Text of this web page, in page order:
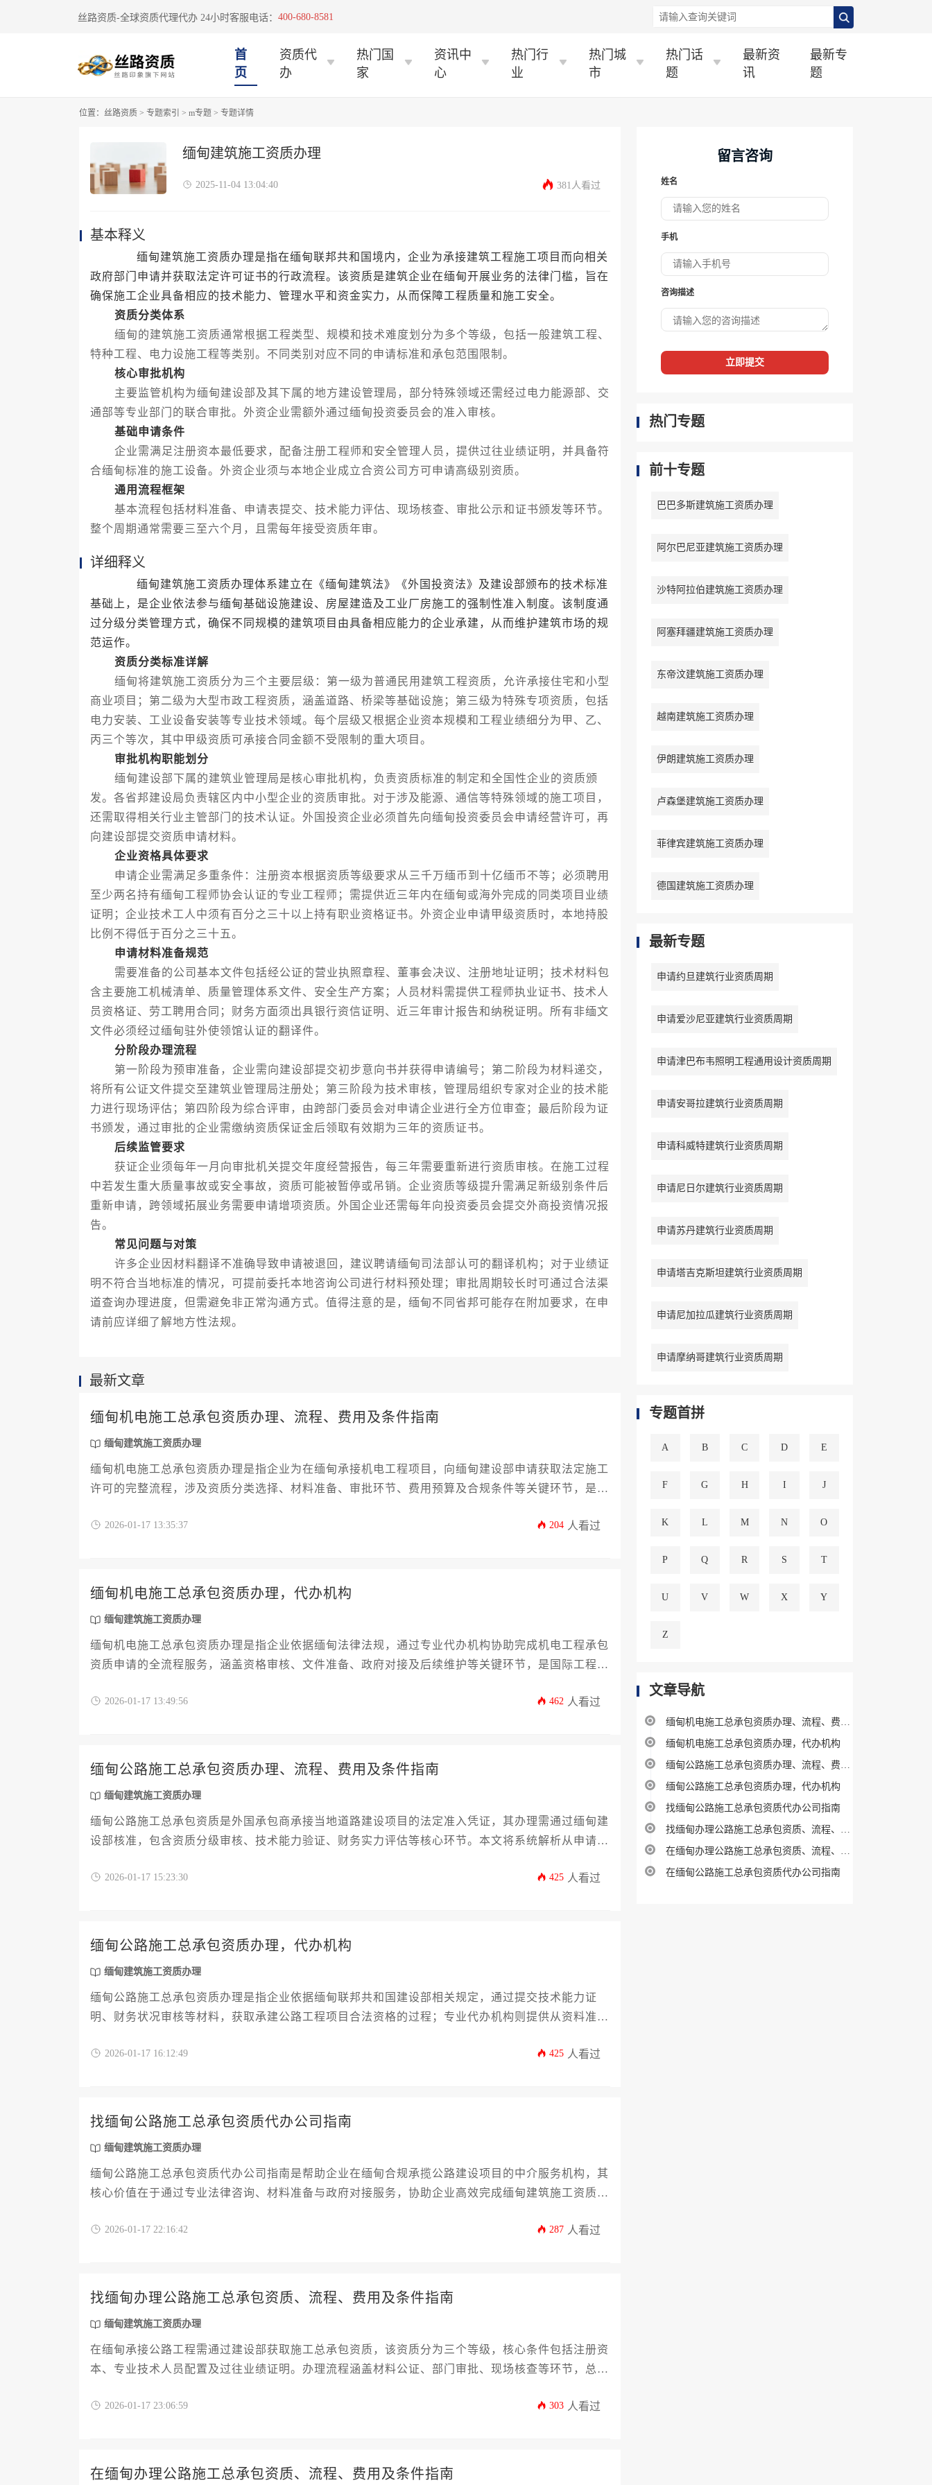
丝路资质-全球资质代理代办 24小时客服电话： 400-680-8581
首
页
资质代
办
热门国
家
资讯中
心
热门行
业
热门城
市
热门话
题
最新资
讯
最新专
题
位置： 丝路资质 > 专题索引 > m专题 > 专题详情
缅甸建筑施工资质办理
2025-11-04 13:04:40 381人看过
基本释义
缅甸建筑施工资质办理是指在缅甸联邦共和国境内，企业为承接建筑工程施工项目而向相关
政府部门申请并获取法定许可证书的行政流程。该资质是建筑企业在缅甸开展业务的法律门槛，旨在
确保施工企业具备相应的技术能力、管理水平和资金实力，从而保障工程质量和施工安全。
资质分类体系
缅甸的建筑施工资质通常根据工程类型、规模和技术难度划分为多个等级，包括一般建筑工程、
特种工程、电力设施工程等类别。不同类别对应不同的申请标准和承包范围限制。
核心审批机构
主要监管机构为缅甸建设部及其下属的地方建设管理局，部分特殊领域还需经过电力能源部、交
通部等专业部门的联合审批。外资企业需额外通过缅甸投资委员会的准入审核。
基础申请条件
企业需满足注册资本最低要求，配备注册工程师和安全管理人员，提供过往业绩证明，并具备符
合缅甸标准的施工设备。外资企业须与本地企业成立合资公司方可申请高级别资质。
通用流程框架
基本流程包括材料准备、申请表提交、技术能力评估、现场核查、审批公示和证书颁发等环节。
整个周期通常需要三至六个月，且需每年接受资质年审。
详细释义
缅甸建筑施工资质办理体系建立在《缅甸建筑法》《外国投资法》及建设部颁布的技术标准
基础上，是企业依法参与缅甸基础设施建设、房屋建造及工业厂房施工的强制性准入制度。该制度通
过分级分类管理方式，确保不同规模的建筑项目由具备相应能力的企业承建，从而维护建筑市场的规
范运作。
资质分类标准详解
缅甸将建筑施工资质分为三个主要层级：第一级为普通民用建筑工程资质，允许承接住宅和小型
商业项目；第二级为大型市政工程资质，涵盖道路、桥梁等基础设施；第三级为特殊专项资质，包括
电力安装、工业设备安装等专业技术领域。每个层级又根据企业资本规模和工程业绩细分为甲、乙、
丙三个等次，其中甲级资质可承接合同金额不受限制的重大项目。
审批机构职能划分
缅甸建设部下属的建筑业管理局是核心审批机构，负责资质标准的制定和全国性企业的资质颁
发。各省邦建设局负责辖区内中小型企业的资质审批。对于涉及能源、通信等特殊领域的施工项目，
还需取得相关行业主管部门的技术认证。外国投资企业必须首先向缅甸投资委员会申请经营许可，再
向建设部提交资质申请材料。
企业资格具体要求
申请企业需满足多重条件：注册资本根据资质等级要求从三千万缅币到十亿缅币不等；必须聘用
至少两名持有缅甸工程师协会认证的专业工程师；需提供近三年内在缅甸或海外完成的同类项目业绩
证明；企业技术工人中须有百分之三十以上持有职业资格证书。外资企业申请甲级资质时，本地持股
比例不得低于百分之三十五。
申请材料准备规范
需要准备的公司基本文件包括经公证的营业执照章程、董事会决议、注册地址证明；技术材料包
含主要施工机械清单、质量管理体系文件、安全生产方案；人员材料需提供工程师执业证书、技术人
员资格证、劳工聘用合同；财务方面须出具银行资信证明、近三年审计报告和纳税证明。所有非缅文
文件必须经过缅甸驻外使领馆认证的翻译件。
分阶段办理流程
第一阶段为预审准备，企业需向建设部提交初步意向书并获得申请编号；第二阶段为材料递交，
将所有公证文件提交至建筑业管理局注册处；第三阶段为技术审核，管理局组织专家对企业的技术能
力进行现场评估；第四阶段为综合评审，由跨部门委员会对申请企业进行全方位审查；最后阶段为证
书颁发，通过审批的企业需缴纳资质保证金后领取有效期为三年的资质证书。
后续监管要求
获证企业须每年一月向审批机关提交年度经营报告，每三年需要重新进行资质审核。在施工过程
中若发生重大质量事故或安全事故，资质可能被暂停或吊销。企业资质等级提升需满足新级别条件后
重新申请，跨领域拓展业务需要申请增项资质。外国企业还需每年向投资委员会提交外商投资情况报
告。
常见问题与对策
许多企业因材料翻译不准确导致申请被退回，建议聘请缅甸司法部认可的翻译机构；对于业绩证
明不符合当地标准的情况，可提前委托本地咨询公司进行材料预处理；审批周期较长时可通过合法渠
道查询办理进度，但需避免非正常沟通方式。值得注意的是，缅甸不同省邦可能存在附加要求，在申
请前应详细了解地方性法规。
最新文章
缅甸机电施工总承包资质办理、流程、费用及条件指南
缅甸建筑施工资质办理
缅甸机电施工总承包资质办理是指企业为在缅甸承接机电工程项目，向缅甸建设部申请获取法定施工
许可的完整流程，涉及资质分类选择、材料准备、审批环节、费用预算及合规条件等关键环节，是企
2026-01-17 13:35:37 204 人看过
缅甸机电施工总承包资质办理，代办机构
缅甸建筑施工资质办理
缅甸机电施工总承包资质办理是指企业依据缅甸法律法规，通过专业代办机构协助完成机电工程承包
资质申请的全流程服务，涵盖资格审核、文件准备、政府对接及后续维护等关键环节，是国际工程企
2026-01-17 13:49:56 462 人看过
缅甸公路施工总承包资质办理、流程、费用及条件指南
缅甸建筑施工资质办理
缅甸公路施工总承包资质是外国承包商承接当地道路建设项目的法定准入凭证，其办理需通过缅甸建
设部核准，包含资质分级审核、技术能力验证、财务实力评估等核心环节。本文将系统解析从申请条
2026-01-17 15:23:30 425 人看过
缅甸公路施工总承包资质办理，代办机构
缅甸建筑施工资质办理
缅甸公路施工总承包资质办理是指企业依据缅甸联邦共和国建设部相关规定，通过提交技术能力证
明、财务状况审核等材料，获取承建公路工程项目合法资格的过程；专业代办机构则提供从资料准
2026-01-17 16:12:49 425 人看过
找缅甸公路施工总承包资质代办公司指南
缅甸建筑施工资质办理
缅甸公路施工总承包资质代办公司指南是帮助企业在缅甸合规承揽公路建设项目的中介服务机构，其
核心价值在于通过专业法律咨询、材料准备与政府对接服务，协助企业高效完成缅甸建筑施工资质办
2026-01-17 22:16:42 287 人看过
找缅甸办理公路施工总承包资质、流程、费用及条件指南
缅甸建筑施工资质办理
在缅甸承接公路工程需通过建设部获取施工总承包资质，该资质分为三个等级，核心条件包括注册资
本、专业技术人员配置及过往业绩证明。办理流程涵盖材料公证、部门审批、现场核查等环节，总费
过当地法律顾问规避风险。
2026-01-17 23:06:59 303 人看过
在缅甸办理公路施工总承包资质、流程、费用及条件指南
留言咨询
姓名
手机
咨询描述
立即提交
热门专题
前十专题
巴巴多斯建筑施工资质办理
阿尔巴尼亚建筑施工资质办理
沙特阿拉伯建筑施工资质办理
阿塞拜疆建筑施工资质办理
东帝汶建筑施工资质办理
越南建筑施工资质办理
伊朗建筑施工资质办理
卢森堡建筑施工资质办理
菲律宾建筑施工资质办理
德国建筑施工资质办理
最新专题
申请约旦建筑行业资质周期
申请爱沙尼亚建筑行业资质周期
申请津巴布韦照明工程通用设计资质周期
申请安哥拉建筑行业资质周期
申请科威特建筑行业资质周期
申请尼日尔建筑行业资质周期
申请苏丹建筑行业资质周期
申请塔吉克斯坦建筑行业资质周期
申请尼加拉瓜建筑行业资质周期
申请摩纳哥建筑行业资质周期
专题首拼
A B C D E
F G H I J
K L M N O
P Q R S T
U V W X Y
Z
文章导航
缅甸机电施工总承包资质办理、流程、费用及条件指南
缅甸机电施工总承包资质办理，代办机构
缅甸公路施工总承包资质办理、流程、费用及条件指南
缅甸公路施工总承包资质办理，代办机构
找缅甸公路施工总承包资质代办公司指南
找缅甸办理公路施工总承包资质、流程、费用及条件指南
在缅甸办理公路施工总承包资质、流程、费用及条件指南
在缅甸公路施工总承包资质代办公司指南